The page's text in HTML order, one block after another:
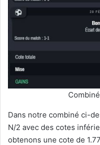
Dans notre combiné ci-
N/2 avec des cotes
obtenons une cote de